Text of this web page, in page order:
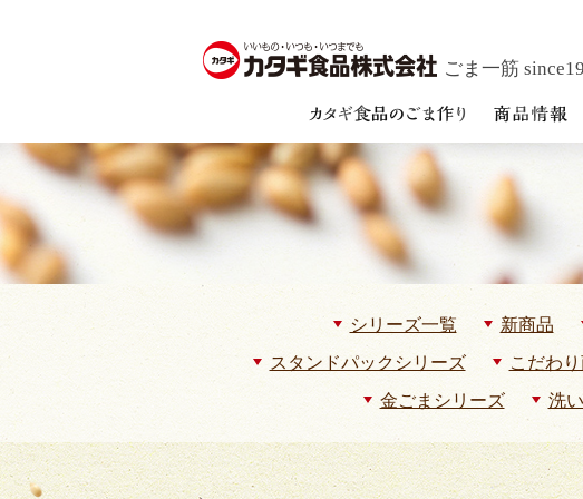
ごま一筋
シリーズ一覧 新商品
スタンドパックシリーズ
こだわ
金ごまシリーズ
洗